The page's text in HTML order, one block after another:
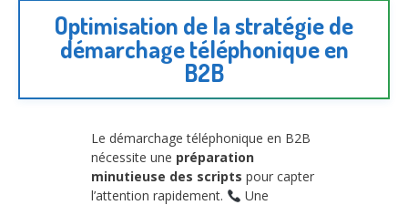
Optimisation de la stratégie de
démarchage téléphonique en
B2B
Le démarchage téléphonique en B2B
nécessite une préparation
minutieuse des scripts pour capter
l’attention rapidement.
Une